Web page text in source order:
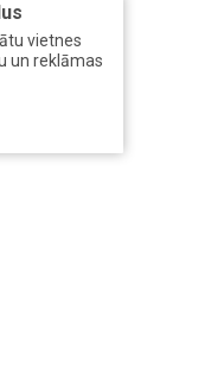
vietnes
un reklāmas